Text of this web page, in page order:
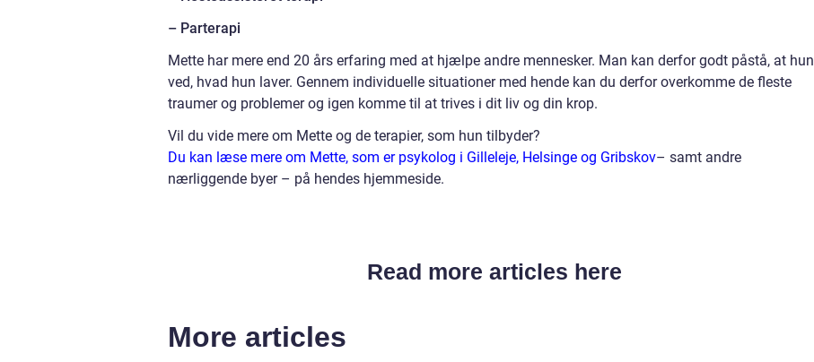
– Parterapi
Mette har mere end 20 års erfaring med at hjælpe andre mennesker. Man kan derfor godt påstå, at hun
ved, hvad hun laver. Gennem individuelle situationer med hende kan du derfor overkomme de fleste
traumer og problemer og igen komme til at trives i dit liv og din krop.
Vil du vide mere om Mette og de terapier, som hun tilbyder?
Du kan læse mere om Mette, som er psykolog i Gilleleje, Helsinge og Gribskov– samt andre
nærliggende byer – på hendes hjemmeside.
Read more articles here
More articles